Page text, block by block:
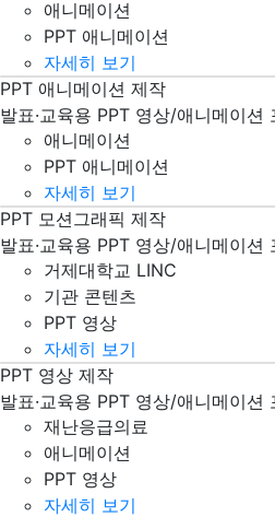
애니메이션
PPT 애니메이션
자세히 보기
기업 회사 PPT 파워포인트 영상 제
PPT 애니메이션 제작
발표·교육용 PPT 영상/애니메이션
애니메이션
PPT 애니메이션
자세히 보기
거제대학교 LINC PPT 파워포인트
PPT 모션그래픽 제작
발표·교육용 PPT 영상/애니메이션
거제대학교 LINC
기관 콘텐츠
PPT 영상
자세히 보기
재난응급의료 PPT 파워포인트 영상
PPT 영상 제작
발표·교육용 PPT 영상/애니메이션
재난응급의료
애니메이션
PPT 영상
자세히 보기